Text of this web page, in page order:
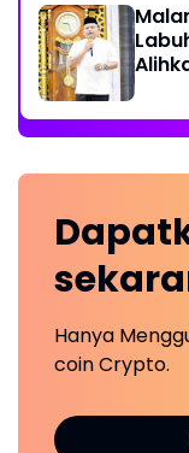
Hanya
coin Crypto.